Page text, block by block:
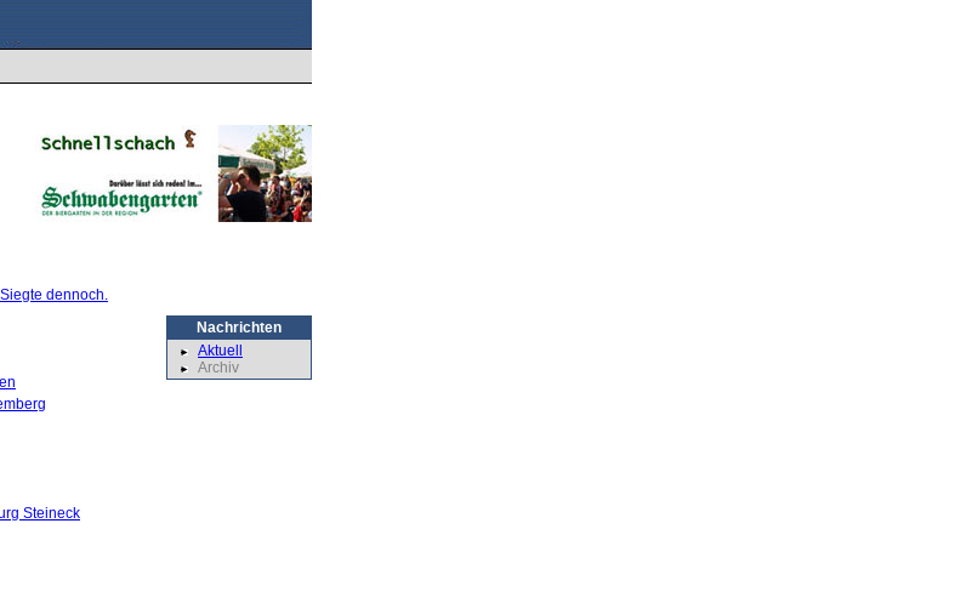
dennoch.
Steineck
Nachrichten
Aktuell
Archiv